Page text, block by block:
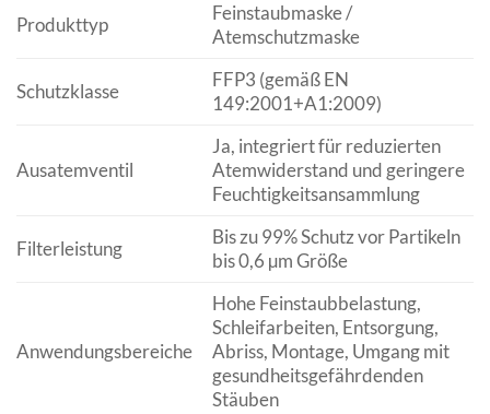
Produkttyp
Feinstaubmaske /
Atemschutzmaske
Schutzklasse
FFP3 (gemäß EN
149:2001+A1:2009)
Ausatemventil
Ja, integriert für reduzierten
Atemwiderstand und geringere
Feuchtigkeitsansammlung
Filterleistung
Bis zu 99% Schutz vor Partikeln
bis 0,6 µm Größe
Anwendungsbereiche
Hohe Feinstaubbelastung,
Schleifarbeiten, Entsorgung,
Abriss, Montage, Umgang mit
gesundheitsgefährdenden
Stäuben